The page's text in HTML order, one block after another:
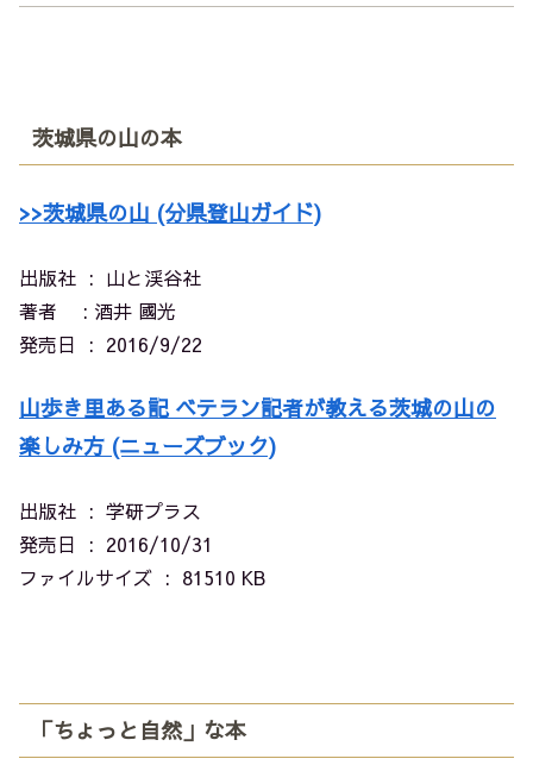
茨城県の山の本
>>茨城県の山 (分県登山ガイド)
出版社 ‏ : ‎ 山と渓谷社
著者 : 酒井 國光
発売日 ‏ : ‎ 2016/9/22
山歩き里ある記 ベテラン記者が教える茨城の山の
楽しみ方 (ニューズブック)
出版社 ‏ : ‎ 学研プラス
発売日 ‏ : ‎ 2016/10/31
ファイルサイズ ‏ : ‎ 81510 KB
「ちょっと自然」な本